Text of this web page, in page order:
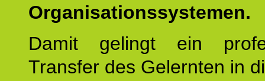
Organisationssystemen.
Damit gelingt ein
Transfer des Gelernten in